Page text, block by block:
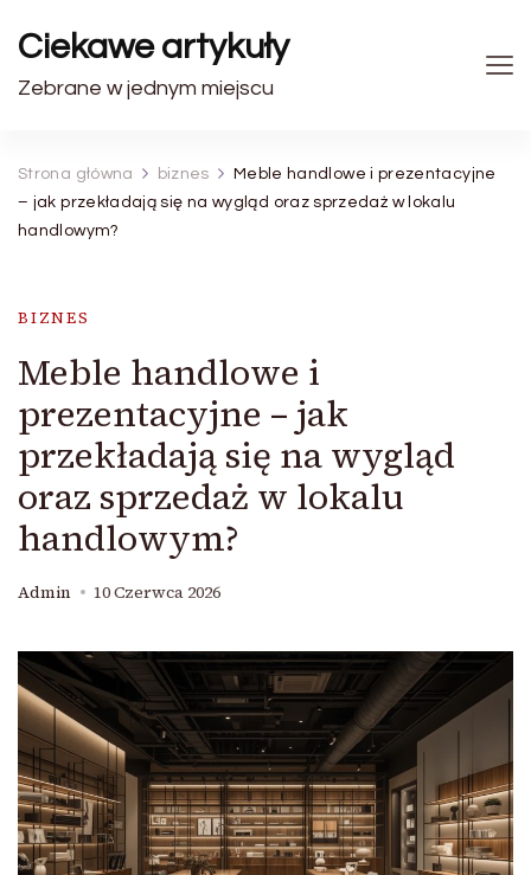
Ciekawe artykuły
Zebrane w jednym miejscu
Strona główna biznes
Meble handlowe i prezentacyjne
– jak przekładają się na wygląd oraz sprzedaż w lokalu
handlowym?
BIZNES
Meble handlowe i
prezentacyjne – jak
przekładają się na wygląd
oraz sprzedaż w lokalu
handlowym?
Admin 10 Czerwca 2026